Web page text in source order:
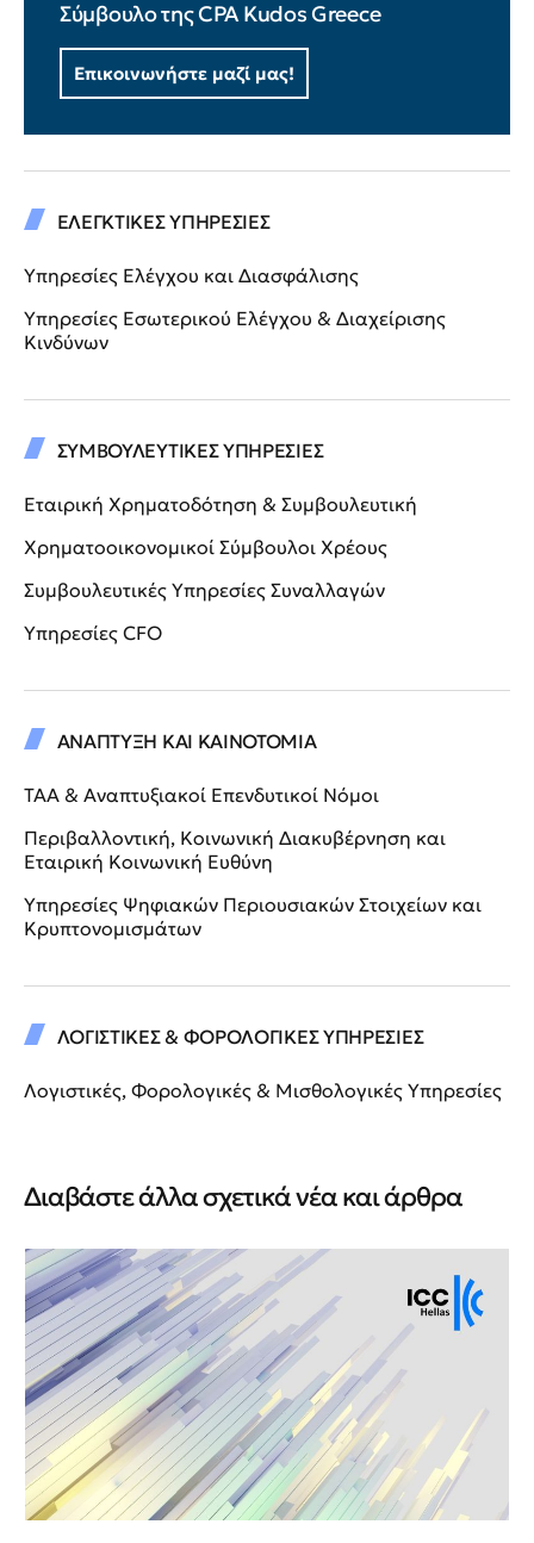
Σύμβουλο της CPA Kudos Greece
Επικοινωνήστε μαζί μας!
ΕΛΕΓΚΤΙΚΕΣ ΥΠΗΡΕΣΙΕΣ
Υπηρεσίες Ελέγχου και Διασφάλισης
Υπηρεσίες Εσωτερικού Ελέγχου & Διαχείρισης
Κινδύνων
ΣΥΜΒΟΥΛΕΥΤΙΚΕΣ ΥΠΗΡΕΣΙΕΣ
Εταιρική Χρηματοδότηση & Συμβουλευτική
Χρηματοοικονομικοί Σύμβουλοι Χρέους
Συμβουλευτικές Υπηρεσίες Συναλλαγών
Υπηρεσίες CFO
ΑΝΑΠΤΥΞΗ ΚΑΙ ΚΑΙΝΟΤΟΜΙΑ
ΤΑΑ & Αναπτυξιακοί Επενδυτικοί Νόμοι
Περιβαλλοντική, Κοινωνική Διακυβέρνηση και
Εταιρική Κοινωνική Ευθύνη
Υπηρεσίες Ψηφιακών Περιουσιακών Στοιχείων και
Κρυπτονομισμάτων
ΛΟΓΙΣΤΙΚΕΣ & ΦΟΡΟΛΟΓΙΚΕΣ ΥΠΗΡΕΣΙΕΣ
Λογιστικές, Φορολογικές & Μισθολογικές Υπηρεσίες
Διαβάστε άλλα σχετικά νέα και άρθρα